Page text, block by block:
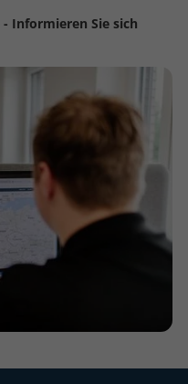
Informieren Sie sich